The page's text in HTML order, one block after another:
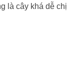
cây khá dễ